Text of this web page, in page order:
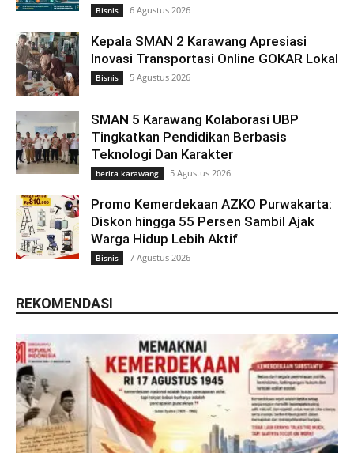
Bisnis 6 Agustus 2026
Kepala SMAN 2 Karawang Apresiasi
Inovasi Transportasi Online GOKAR Lokal
Bisnis 5 Agustus 2026
SMAN 5 Karawang Kolaborasi UBP
Tingkatkan Pendidikan Berbasis
Teknologi Dan Karakter
berita karawang 5 Agustus 2026
Promo Kemerdekaan AZKO Purwakarta:
Diskon hingga 55 Persen Sambil Ajak
Warga Hidup Lebih Aktif
Bisnis 7 Agustus 2026
REKOMENDASI